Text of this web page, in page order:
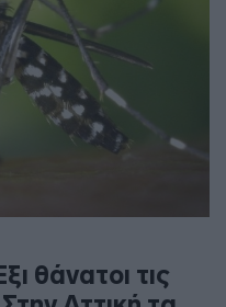
θάνατοι τις